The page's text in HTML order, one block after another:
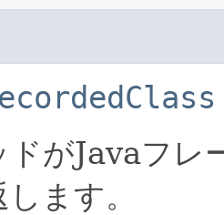
ドがJavaフレ
ます。